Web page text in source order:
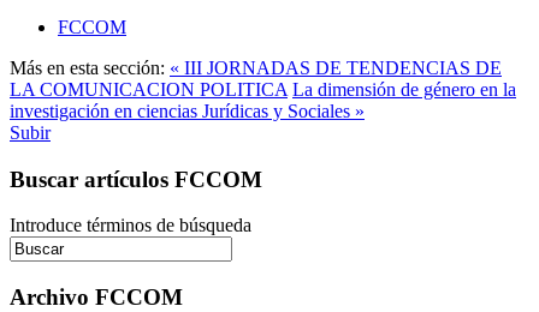
FCCOM
Más en esta sección: « III JORNADAS DE TENDENCIAS DE
LA COMUNICACION POLITICA La dimensión de género en la
investigación en ciencias Jurídicas y Sociales »
Subir
Buscar artículos FCCOM
Introduce términos de búsqueda
Archivo FCCOM